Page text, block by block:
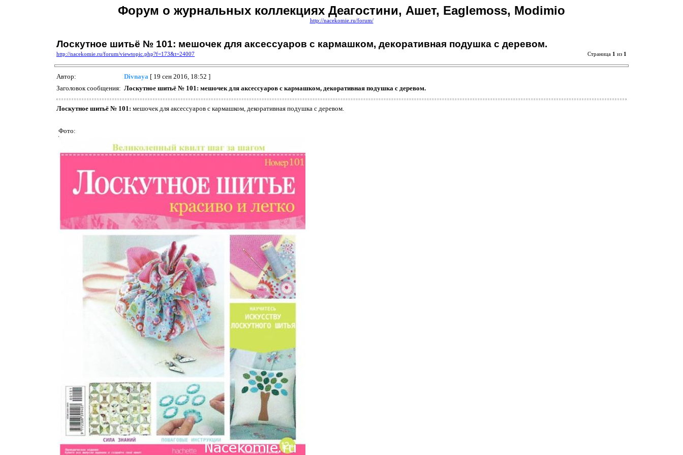
Форум о журнальных коллекциях Деагостини, Ашет, Eaglemoss, Modimio
http://nacekomie.ru/forum/
Лоскутное шитьё № 101: мешочек для аксессуаров с кармашком, декоративная подушка с деревом.
http://nacekomie.ru/forum/viewtopic.php?f=173&t=24007 Страница 1 из 1
Автор: Divnaya [ 19 сен 2016, 18:52 ]
Заголовок сообщения: Лоскутное шитьё № 101: мешочек для аксессуаров с кармашком, декоративная подушка с деревом.
Лоскутное шитьё № 101: мешочек для аксессуаров с кармашком, декоративная подушка с деревом.
Фото: